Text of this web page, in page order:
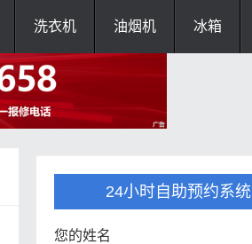
洗衣机 油烟机 冰箱
24小时自助预约系统
您的姓名